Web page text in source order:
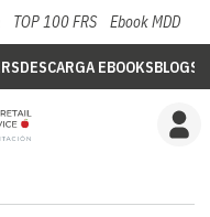
TOP 100 FRS Ebook MDD
DESCARGA EBOOKSBLOGS